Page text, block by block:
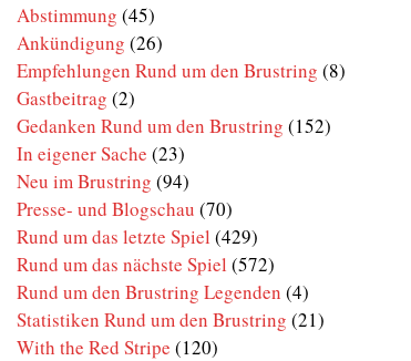
Abstimmung (45)
Ankündigung (26)
Empfehlungen Rund um den Brustring (8)
Gastbeitrag (2)
Gedanken Rund um den Brustring (152)
In eigener Sache (23)
Neu im Brustring (94)
Presse- und Blogschau (70)
Rund um das letzte Spiel (429)
Rund um das nächste Spiel (572)
Rund um den Brustring Legenden (4)
Statistiken Rund um den Brustring (21)
With the Red Stripe (120)